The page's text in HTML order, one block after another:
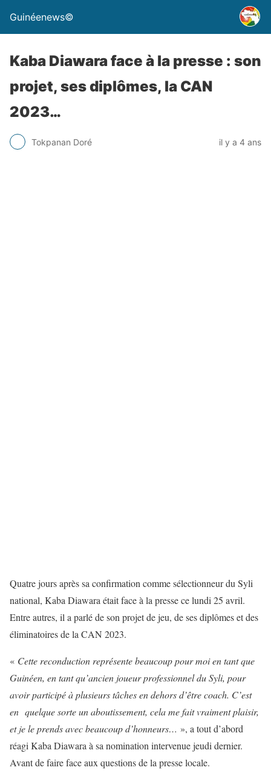
Guinéenews©
Kaba Diawara face à la presse : son
projet, ses diplômes, la CAN
2023…
Tokpanan Doré il y a 4 ans
Quatre jours après sa confirmation comme sélectionneur du Syli
national, Kaba Diawara était face à la presse ce lundi 25 avril.
Entre autres, il a parlé de son projet de jeu, de ses diplômes et des
éliminatoires de la CAN 2023.
« Cette reconduction représente beaucoup pour moi en tant que
Guinéen, en tant qu’ancien joueur professionnel du Syli, pour
avoir participé à plusieurs tâches en dehors d’être coach. C’est
en quelque sorte un aboutissement, cela me fait vraiment plaisir,
et je le prends avec beaucoup d’honneurs… », a tout d’abord
réagi Kaba Diawara à sa nomination intervenue jeudi dernier.
Avant de faire face aux questions de la presse locale.